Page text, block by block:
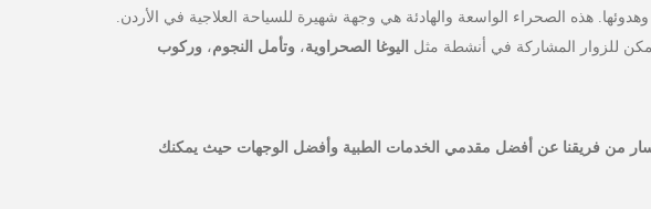
هذه الصحراء الواسعة والهادئة هي وجهة شهيرة للسياحة العلاجية في الأردن.
للزوار المشاركة في أنشطة مثل اليوغا الصحراوية، وتأمل النجوم، وركوب
من فريقنا عن أفضل مقدمي الخدمات الطبية وأفضل الوجهات حيث يمكنك